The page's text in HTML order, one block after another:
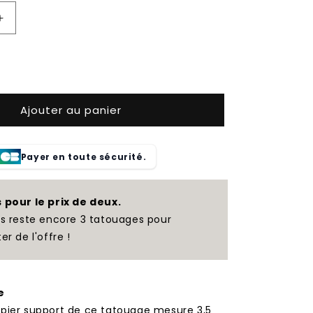
Augmenter
tatouage
Ajouter au panier
Payer en toute sécurité.
pour le prix de deux.
reste encore 3 tatouages pour
de l'offre !
support de ce tatouage mesure 3,5